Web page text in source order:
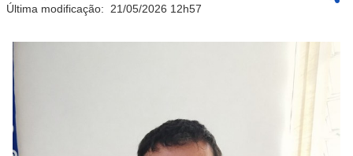
Última modificação: 21/05/2026 12h57